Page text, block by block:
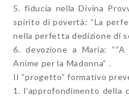
5. fiducia nella Divina
spirito di povertà: “La
nella perfetta dedizione di
6. devozione a Maria:
Anime per la Madonna” .
Il “progetto” formativo
1. l’approfondimento della